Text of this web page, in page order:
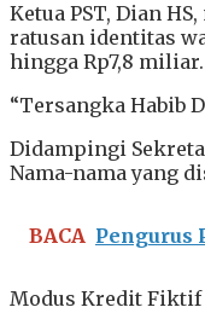
Ketua PST, Dian
ratusan identitas
hingga Rp7,8 miliar.
“Tersangka Habib
Didampingi
Nama-nama yang
BACA Pengurus
Modus Kredit Fiktif